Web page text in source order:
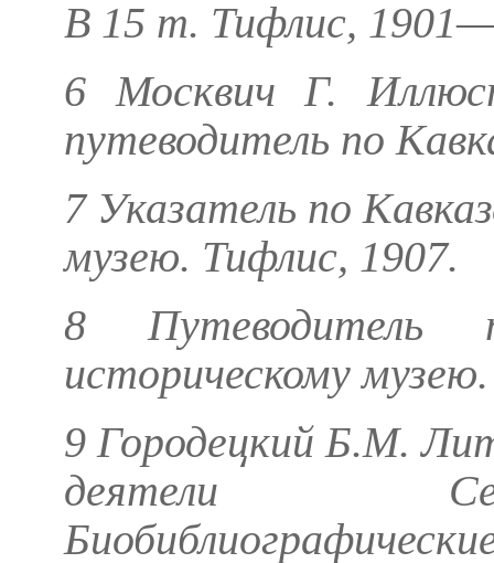
В 15 т. Тифлис,
6 Москвич Г.
путеводитель по
7 Указатель по
музею. Тифлис, 1907.
8 Путеводитель
историческому
9 Городецкий Б.М.
деятели